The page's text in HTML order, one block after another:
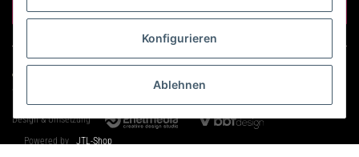
Konfigurieren
Ablehnen
Vertrag widerrufen
© WeinEwald24
* Alle Preise inkl. gesetzlicher USt. , zzgl. Versand
Design & Umsetzung
Powered by
JTL-Shop